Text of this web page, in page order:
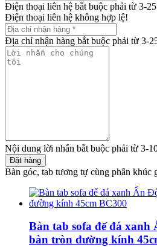
Điện thoại liên hệ bắt buộc phải từ 3-
Điện thoại liên hệ không hợp lệ!
Địa chỉ nhận hàng bắt buộc phải từ 3-
Nội dung lời nhắn bắt buộc phải từ 3-
Đặt hàng
Bàn góc, tab tương tự cùng phân khúc
Bàn tab sofa đế đá
bàn tròn đường kính